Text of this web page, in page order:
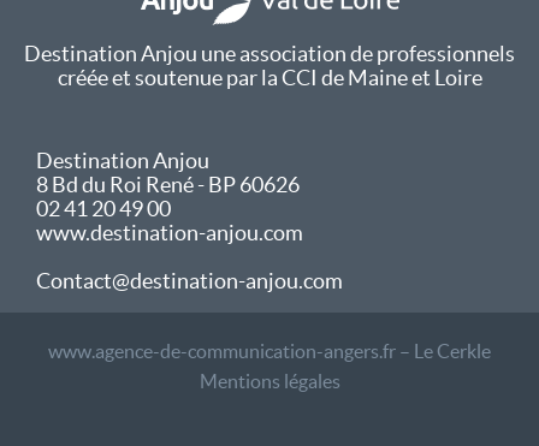
Destination Anjou une association de professionnels
créée et soutenue par la CCI de Maine et Loire
Destination Anjou
8 Bd du Roi René - BP 60626
02 41 20 49 00
www.destination-anjou.com
Contact@destination-anjou.com
www.agence-de-communication-angers.fr – Le Cerkle
Mentions légales